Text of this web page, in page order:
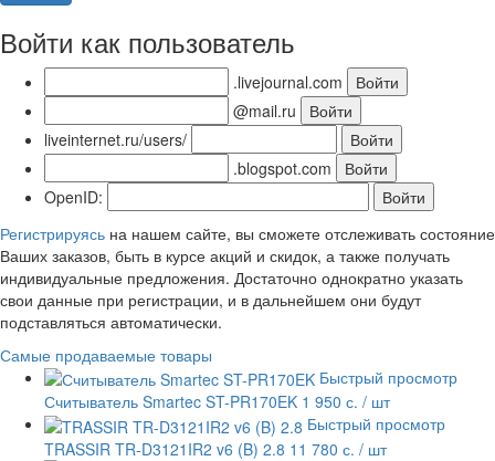
Войти как пользователь
.livejournal.com
@mail.ru
liveinternet.ru/users/
.blogspot.com
OpenID:
Регистрируясь на нашем сайте, вы сможете отслеживать состояние
Ваших заказов, быть в курсе акций и скидок, а также получать
индивидуальные предложения. Достаточно однократно указать
свои данные при регистрации, и в дальнейшем они будут
подставляться автоматически.
Самые продаваемые товары
Быстрый просмотр
Считыватель Smartec ST-PR170EK 1 950 с. / шт
Быстрый просмотр
TRASSIR TR-D3121IR2 v6 (B) 2.8 11 780 с. / шт